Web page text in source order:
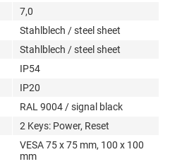
7,0
Stahlblech / steel sheet
Stahlblech / steel sheet
IP54
IP20
RAL 9004 / signal black
2 Keys: Power, Reset
VESA 75 x 75 mm, 100 x 100
mm